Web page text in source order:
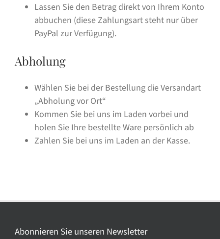
Lassen Sie den Betrag direkt von Ihrem Konto
abbuchen (diese Zahlungsart steht nur über
PayPal zur Verfügung).
Abholung
Wählen Sie bei der Bestellung die Versandart
„Abholung vor Ort“
Kommen Sie bei uns im Laden vorbei und
holen Sie Ihre bestellte Ware persönlich ab
Zahlen Sie bei uns im Laden an der Kasse.
Abonnieren Sie unseren Newsletter